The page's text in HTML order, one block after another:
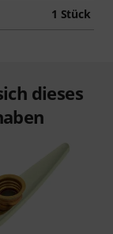
1 Stück
dieses